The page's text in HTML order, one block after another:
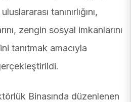
tanınırlığını,
zengin sosyal imkanlarını
tanıtmak amacıyla
Binasında düzenlenen